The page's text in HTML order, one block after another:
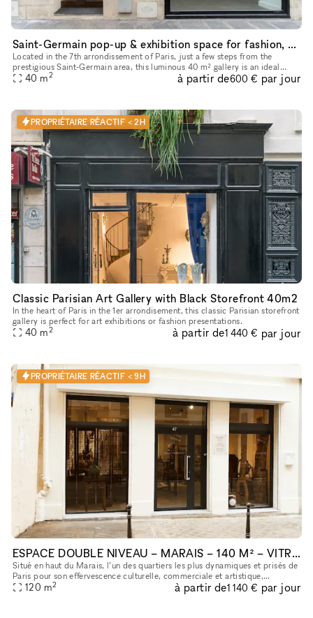
Saint-Germain pop-up & exhibition space for fashion, design and contemporary art
Located in the 7th arrondissement of Paris, just a few steps from the
prestigious Saint-Germain area, this luminous 40 m² gallery is an ideal
space for your fashion showroom and private sales. It's
40 m2 à partir de600 € par jour
PROPRIÉTAIRE RÉACTIF < 2H
Classic Parisian Art Gallery with Black Storefront 40m2
In the heart of Paris in the 1er arrondisement, this classic Parisian storefront
gallery is perfect for art exhibitions or fashion presentations.
40 m2 à partir de1 440 € par jour
PROPRIÉTAIRE RÉACTIF < 9H
ESPACE DOUBLE NIVEAU – MARAIS – 140 M² – VITRINE SUR RUE – IDEAL FASHION WEEK & ÉVÉNEMENTS
Situé en haut du Marais, l’un des quartiers les plus dynamiques et prisés de
Paris pour son effervescence culturelle, commerciale et artistique,
découvrez cet espace unique de 140 m². Le lieu : · Re
120 m2 à partir de1 140 € par jour